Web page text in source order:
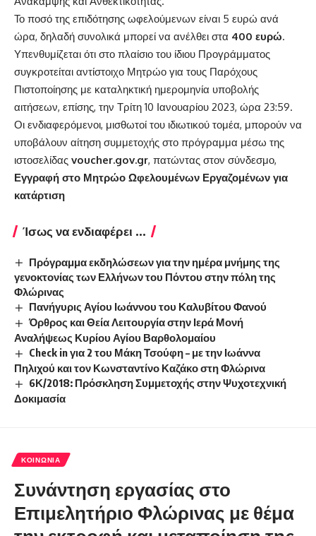
Το ποσό της επιδότησης ωφελούμενων είναι 5 ευρώ ανά
ώρα, δηλαδή συνολικά μπορεί να ανέλθει στα 400 ευρώ.
Υπενθυμίζεται ότι στο πλαίσιο του ίδιου Προγράμματος
συγκροτείται αντίστοιχο Μητρώο για τους Παρόχους
Πιστοποίησης με καταληκτική ημερομηνία υποβολής
αιτήσεων, επίσης, την Τρίτη 10 Ιανουαρίου 2023, ώρα 23:59.
Οι ενδιαφερόμενοι, μισθωτοί του ιδιωτικού τομέα, μπορούν να
υποβάλουν αίτηση συμμετοχής στο πρόγραμμα μέσω της
ιστοσελίδας voucher.gov.gr, πατώντας στον σύνδεσμο,
Εγγραφή στο Μητρώο Ωφελουμένων Εργαζομένων για
κατάρτιση
Ίσως να ενδιαφέρει ...
Πρόγραμμα εκδηλώσεων για την ημέρα μνήμης της
γενοκτονίας των Ελλήνων του Πόντου στην πόλη της
Φλώρινας
Πανήγυρις Αγίου Ιωάννου του Καλυβίτου Φανού
Όρθρος και Θεία Λειτουργία στην Ιερά Μονή
Αναλήψεως Κυρίου Αγίου Βαρθολομαίου
Check in για 2 του Μάκη Τσούφη – με την Ιωάννα
Πηλιχού και τον Κωνσταντίνο Καζάκο στη Φλώρινα
6Κ/2018: Πρόσκληση Συμμετοχής στην Ψυχοτεχνική
Δοκιμασία
ΚΟΙΝΩΝΊΑ
Συνάντηση εργασίας στο
Επιμελητήριο Φλώρινας με θέμα